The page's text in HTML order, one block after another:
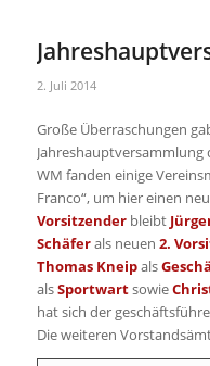
2. Juli 2014
Große Überraschungen
Jahreshauptversammlung
WM fanden einige
Franco“, um hier einen
Vorsitzenderbleibt
Schäferals neuen 2.
Thomas Kneipals
alsSportwartsowie
hat sich der
Die weiteren